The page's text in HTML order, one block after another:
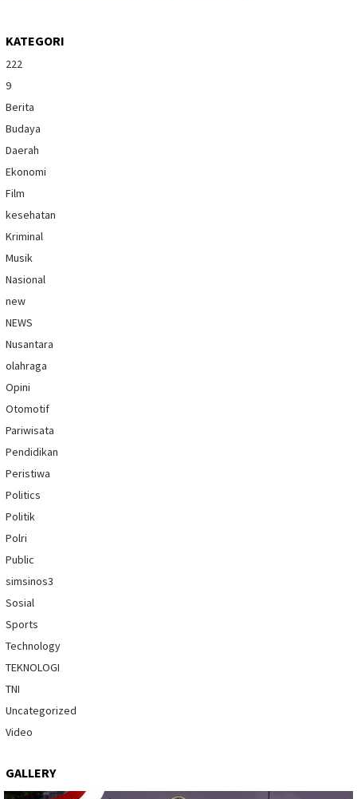
KATEGORI
222
9
Berita
Budaya
Daerah
Ekonomi
Film
kesehatan
Kriminal
Musik
Nasional
new
NEWS
Nusantara
olahraga
Opini
Otomotif
Pariwisata
Pendidikan
Peristiwa
Politics
Politik
Polri
Public
simsinos3
Sosial
Sports
Technology
TEKNOLOGI
TNI
Uncategorized
Video
GALLERY